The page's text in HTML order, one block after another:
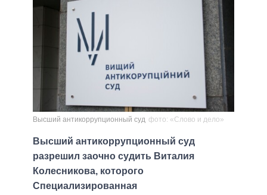
Высший антикоррупционный суд фото: «Слово и дело»
Высший антикоррупционный суд
разрешил заочно судить Виталия
Колесникова, которого
Специализированная